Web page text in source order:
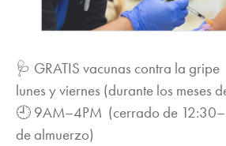
🩺 GRATIS vacunas contra la gripe
lunes y viernes (durante los meses
🕘 9AM–4PM (cerrado de
de almuerzo)